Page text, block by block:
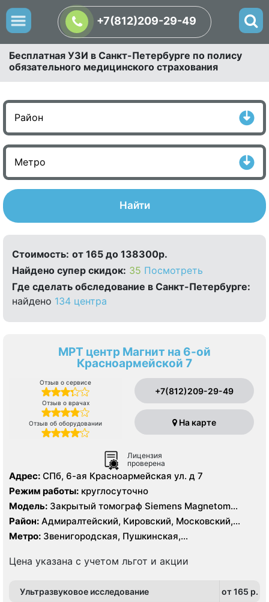
+7(812)209-29-49
Бесплатная УЗИ в Санкт-Петербурге по полису
обязательного медицинского страхования
Найти
Стоимость: от 165 до 138300р.
Найдено cупер скидок: 35 Посмотреть
Где сделать обследование в Санкт-Петербурге:
найдено 134 центра
МРТ центр Магнит на 6-ой
Красноармейской 7
Отзыв о сервисе
Отзыв о врачах
Отзыв об оборудовании
+7(812)209-29-49
На карте
Лицензия
проверена
Адрес: СПб, 6-ая Красноармейская ул. д 7
Режим работы: круглосуточно
Модель: Закрытый томограф Siemens Magnetom
Symphony 1.5 Тесла, КТ Siemens Somatom Emotion 16
срезов
Район: Адмиралтейский, Кировский, Московский,
Центральный
Метро: Звенигородская, Пушкинская,
Цена указана с учетом льгот и акции
Ультразвуковое исследование от 165 p.